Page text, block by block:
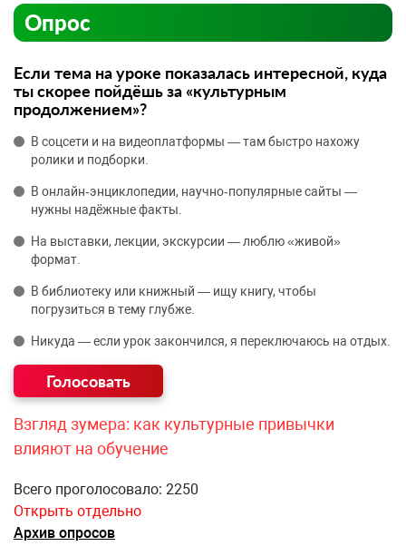
Опрос
Если тема на уроке показалась интересной, куда
ты скорее пойдёшь за «культурным
продолжением»?
В соцсети и на видеоплатформы — там быстро нахожу
ролики и подборки.
В онлайн‑энциклопедии, научно‑популярные сайты —
нужны надёжные факты.
На выставки, лекции, экскурсии — люблю «живой»
формат.
В библиотеку или книжный — ищу книгу, чтобы
погрузиться в тему глубже.
Никуда — если урок закончился, я переключаюсь на отдых.
Взгляд зумера: как культурные привычки
влияют на обучение
Всего проголосовало: 2250
Открыть отдельно
Архив опросов